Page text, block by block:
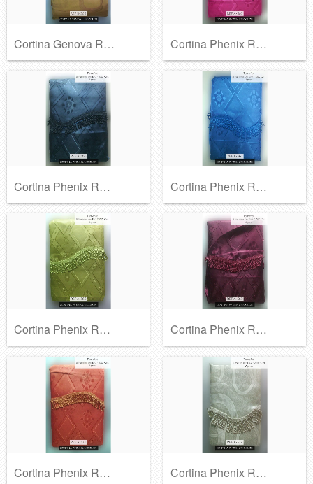
Cortina Genova Ref B-365 Cortina Phenix Ref A-365
Cortina Phenix Ref A-366 Cortina Phenix Ref A-367
Cortina Phenix Ref A-368 Cortina Phenix Ref A-369
Cortina Phenix Ref A-370 Cortina Phenix Ref A-372